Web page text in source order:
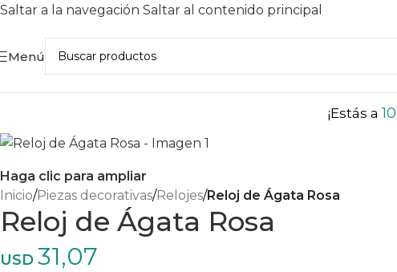
Saltar a la navegación Saltar al contenido principal
Menú
¡Estás a
Haga clic para ampliar
Inicio/Piezas decorativas/Relojes/Reloj de Ágata Rosa
Reloj de Ágata Rosa
USD 31,07